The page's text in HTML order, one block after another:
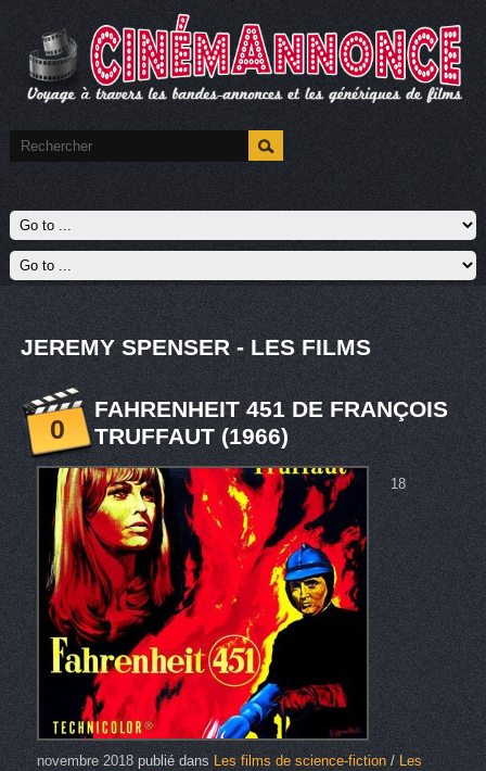
JEREMY SPENSER - LES FILMS
0
FAHRENHEIT 451 DE FRANÇOIS
TRUFFAUT (1966)
18
novembre 2018publié dans Les films de science-fiction/ Les